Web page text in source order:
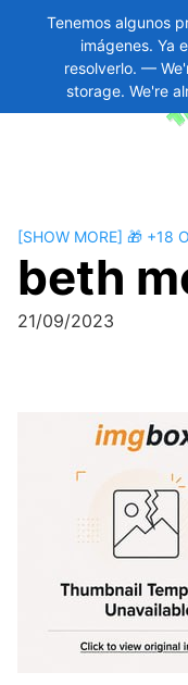
Tenemos algunos
imágenes. Ya
resolverlo. —
storage. We're
content
[SHOW MORE] 🎁 +18
beth
21/09/2023